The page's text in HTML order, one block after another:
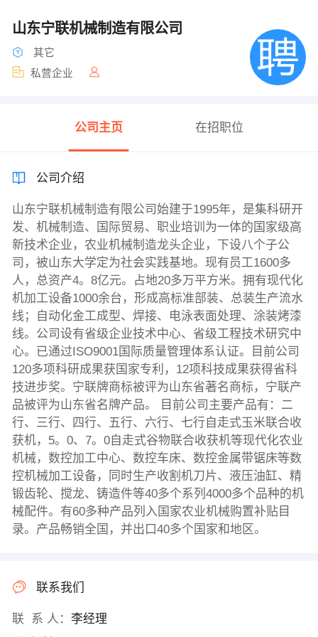
山东宁联机械制造有限公司
其它
私营企业
公司主页 在招职位
公司介绍
山东宁联机械制造有限公司始建于1995年，是集科研开
发、机械制造、国际贸易、职业培训为一体的国家级高
新技术企业，农业机械制造龙头企业，下设八个子公
司，被山东大学定为社会实践基地。现有员工1600多
人，总资产4。8亿元。占地20多万平方米。拥有现代化
机加工设备1000余台，形成高标准部装、总装生产流水
线；自动化金工成型、焊接、电泳表面处理、涂装烤漆
线。公司设有省级企业技术中心、省级工程技术研究中
心。已通过ISO9001国际质量管理体系认证。目前公司
120多项科研成果获国家专利，12项科技成果获得省科
技进步奖。宁联牌商标被评为山东省著名商标，宁联产
品被评为山东省名牌产品。 目前公司主要产品有：二
行、三行、四行、五行、六行、七行自走式玉米联合收
获机，5。0、7。0自走式谷物联合收获机等现代化农业
机械，数控加工中心、数控车床、数控金属带锯床等数
控机械加工设备，同时生产收割机刀片、液压油缸、精
锻齿轮、搅龙、铸造件等40多个系列4000多个品种的机
械配件。有60多种产品列入国家农业机械购置补贴目
录。产品畅销全国，并出口40多个国家和地区。
联系我们
联 系 人： 李经理